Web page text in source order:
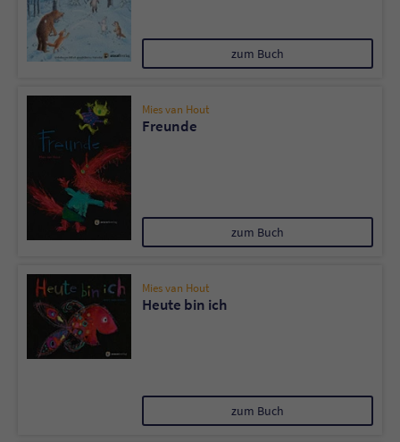
zum Buch
Mies van Hout
Freunde
zum Buch
Mies van Hout
Heute bin ich
zum Buch